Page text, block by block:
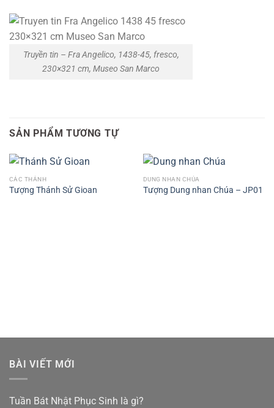
Truyền tin – Fra Angelico, 1438-45, fresco,
230×321 cm, Museo San Marco
SẢN PHẨM TƯƠNG TỰ
CÁC THÁNH
Tượng Thánh Sử Gioan
DUNG NHAN CHÚA
Tượng Dung nhan Chúa – JP01
BÀI VIẾT MỚI
Tuần Bát Nhật Phục Sinh là gì?